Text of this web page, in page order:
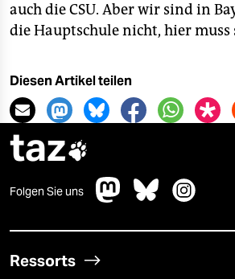
auch die CSU. Aber wir sind in
die Hauptschule nicht, hier muss
Diesen Artikel teilen
taz
Folgen Sie uns
Ressorts